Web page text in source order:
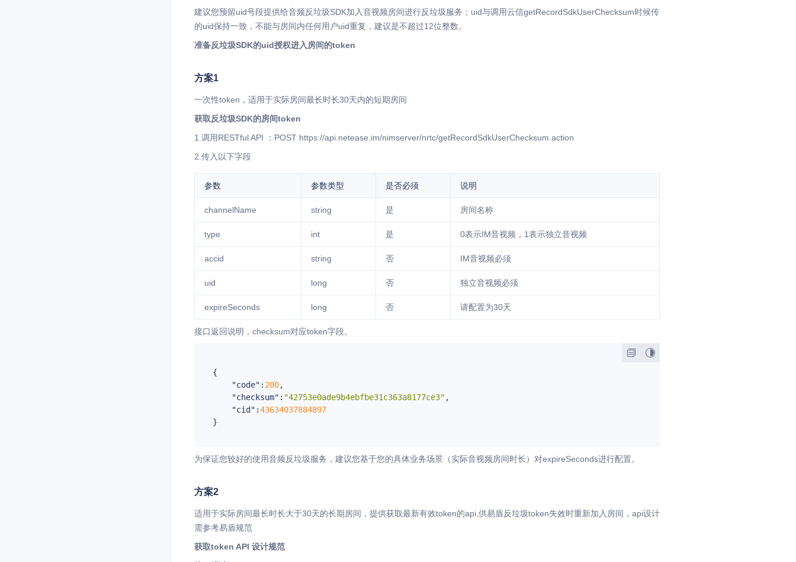
建议您预留uid号段提供给音频反垃圾SDK加入音视频房间进行反垃圾服务；uid与调用云信getRecordSdkUserChecksum时候传
的uid保持一致，不能与房间内任何用户uid重复，建议是不超过12位整数。
准备反垃圾SDK的uid授权进入房间的token
方案1
一次性token，适用于实际房间最长时长30天内的短期房间
获取反垃圾SDK的房间token
1.调用RESTful API ：POST https://api.netease.im/nimserver/nrtc/getRecordSdkUserChecksum.action
2.传入以下字段
参数 参数类型 是否必须 说明
channelName string 是 房间名称
type int 是 0表示IM音视频，1表示独立音视频
accid string 否 IM音视频必须
uid long 否 独立音视频必须
expireSeconds long 否 请配置为30天
接口返回说明，checksum对应token字段。
{
"code" : 200,
"checksum" : "42753e0ade9b4ebfbe31c363a8177ce3" ,
"cid" :43634037884897
为保证您较好的使用音频反垃圾服务，建议您基于您的具体业务场景（实际音视频房间时长）对expireSeconds进行配置。
方案2
适用于实际房间最长时长大于30天的长期房间，提供获取最新有效token的api,供易盾反垃圾token失效时重新加入房间，api设计
需参考易盾规范
获取token API 设计规范